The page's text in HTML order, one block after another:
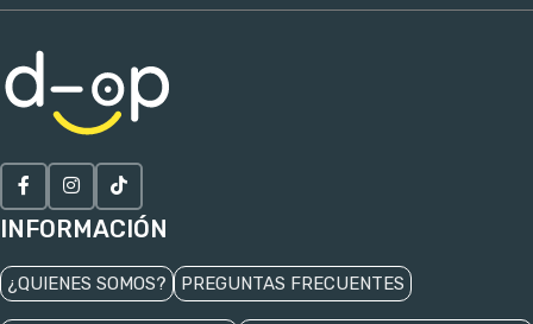
INFORMACIÓN
¿QUIENES SOMOS? PREGUNTAS FRECUENTES